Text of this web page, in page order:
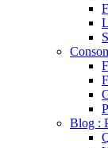
Blog :